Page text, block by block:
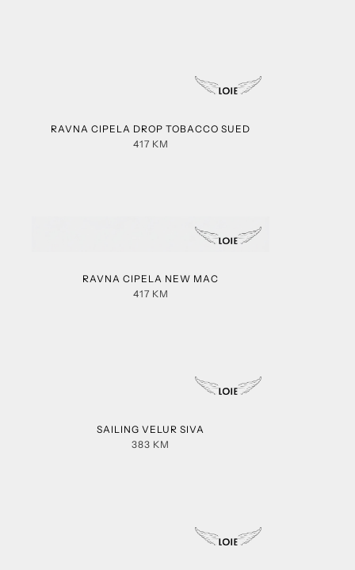
RAVNA CIPELA DROP TOBACCO SUED
417 KM
RAVNA CIPELA NEW MAC
417 KM
SAILING VELUR SIVA
383 KM